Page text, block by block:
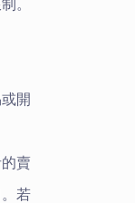
。
開
賣
若